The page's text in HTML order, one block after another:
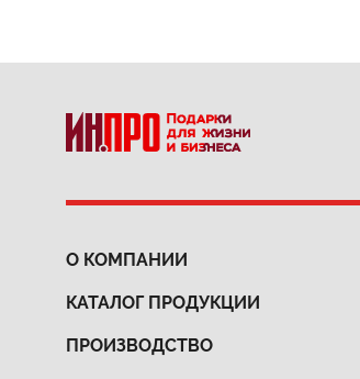
О КОМПАНИИ
КАТАЛОГ ПРОДУКЦИИ
ПРОИЗВОДСТВО